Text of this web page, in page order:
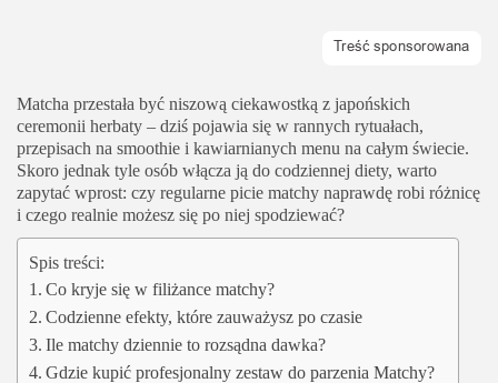
Matcha przestała być niszową ciekawostką z japońskich
ceremonii herbaty – dziś pojawia się w rannych rytuałach,
przepisach na smoothie i kawiarnianych menu na całym świecie.
Skoro jednak tyle osób włącza ją do codziennej diety, warto
zapytać wprost: czy regularne picie matchy naprawdę robi różnicę
i czego realnie możesz się po niej spodziewać?
Spis treści:
Co kryje się w filiżance matchy?
Codzienne efekty, które zauważysz po czasie
Ile matchy dziennie to rozsądna dawka?
Gdzie kupić profesjonalny zestaw do parzenia Matchy?